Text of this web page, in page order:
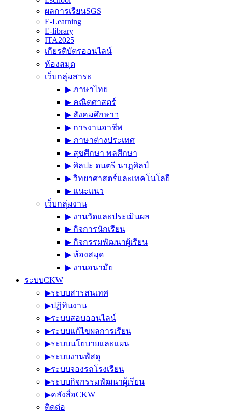
ผลการเรียนSGS
E-Learning
E-library
ITA2025
เกียรติบัตรออนไลน์
ห้องสมุด
เว็บกลุ่มสาระ
▶︎ ภาษาไทย
▶︎ คณิตศาสตร์
▶︎ สังคมศึกษาฯ
▶︎ การงานอาชีพ
▶︎ ภาษาต่างประเทศ
▶︎ สุขศึกษา พลศึกษา
▶︎ ศิลปะ ดนตรี นาฏศิลป์
▶︎ วิทยาศาสตร์และเทคโนโลยี
▶︎ แนะแนว
เว็บกลุ่มงาน
▶︎ งานวัดและประเมินผล
▶︎ กิจการนักเรียน
▶︎ กิจกรรมพัฒนาผู้เรียน
▶︎ ห้องสมุด
▶︎ งานอนามัย
ระบบCKW
▶︎ระบบสารสนเทศ
▶︎ปฏิทินงาน
▶︎ระบบสอบออนไลน์
▶︎ระบบแก้ไขผลการเรียน
▶︎ระบบนโยบายและแผน
▶︎ระบบงานพัสดุ
▶︎ระบบจองรถโรงเรียน
▶︎ระบบกิจกรรมพัฒนาผู้เรียน
▶︎คลังสื่อCKW
ติดต่อ